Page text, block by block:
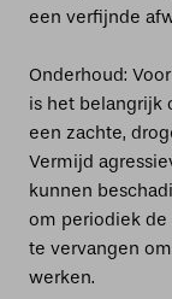
een verfijnde
Onderhoud:
is het belangrijk
een zachte,
Vermijd
kunnen
om periodiek
te vervangen
werken.